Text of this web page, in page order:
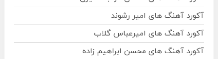
آکورد آهنگ های امیر رشوند
آکورد آهنگ های امیرعباس گلاب
آکورد آهنگ های محسن ابراهیم زاده